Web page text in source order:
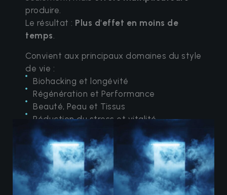
produire.
Le résultat : Plus d'effet en moins de
temps.
Convient aux principaux domaines du style
de vie :
Biohacking et longévité
Régénération et Performance
Beauté, Peau et Tissus
Réduction du stress et vitalité